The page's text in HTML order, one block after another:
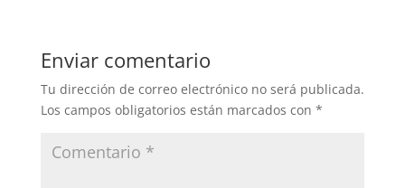
b
o
o
A
p
p
tir
Enviar comentario
Tu dirección de correo electrónico no será publicada.
Los campos obligatorios están marcados con *